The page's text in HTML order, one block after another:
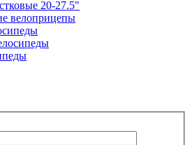
20-27.5"
велоприцепы